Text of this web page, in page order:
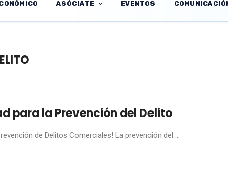
ASÓCIATE EVENTOS
para la Prevención del Delito
de Delitos Comerciales! La prevención del ...